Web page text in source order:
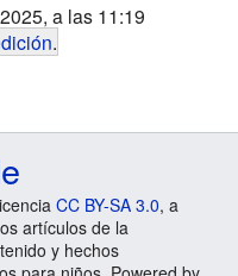
a las 11:19
.
CC BY-SA 3.0, a
artículos de la
y hechos